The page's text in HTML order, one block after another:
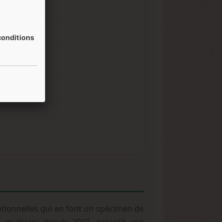
qui en font un spécimen de